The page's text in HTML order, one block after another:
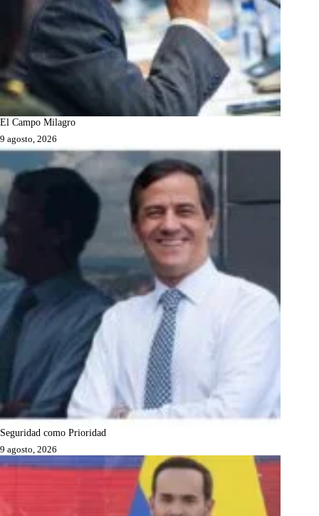
El Campo Milagro
9 agosto, 2026
Seguridad como Prioridad
9 agosto, 2026